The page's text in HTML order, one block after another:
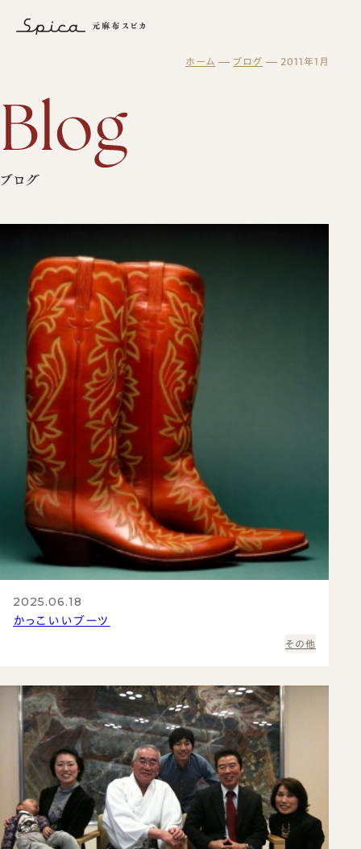
スピカとは？
元麻布スピカの「履きやすさ」とは
工房紹介
よくある質問
初めての方へ
オーダーシューズ製作の流れ
オーダーメイド事例
ビスポークシューズ
オーダーベルト
オーダー革小物
財布
名刺入れ
カードケース
修理・メンテナンスサービス
修理依頼方法
修理事例
靴磨き教室
法人向けサービス
お客様の声
靴の用語集
ブランド一覧
革靴
バッグ
ギフトチケット
商品一覧
メンテナンス商品
ログイン・会員登録
お買い物かご
新着情報 プライバシーポリシー
特定商取引法に基づく表示
TEL：03-6413-6656
ホーム ブログ 2011年1月
ブログ
2025.06.18
かっこいいブーツ
その他